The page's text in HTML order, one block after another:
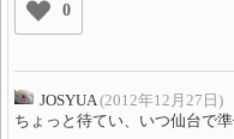
0
JOSYUA (2012年12月27日)
ちょっと待てい、いつ仙台で